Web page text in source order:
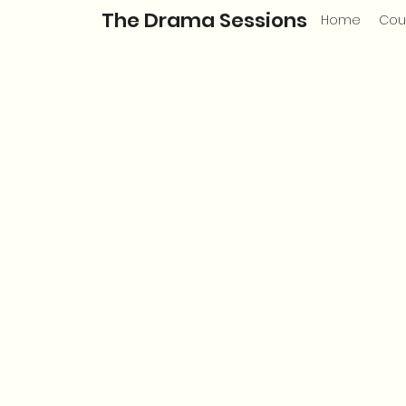
The Drama Sessions Home